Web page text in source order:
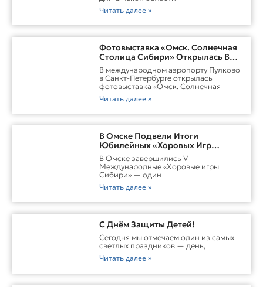
Читать далее »
Фотовыставка «Омск. Солнечная
Столица Сибири» Открылась В
Пулково
В международном аэропорту Пулково
в Санкт-Петербурге открылась
фотовыставка «Омск. Солнечная
Читать далее »
В Омске Подвели Итоги
Юбилейных «Хоровых Игр
Сибири»
В Омске завершились V
Международные «Хоровые игры
Сибири» — один
Читать далее »
С Днём Защиты Детей!
Сегодня мы отмечаем один из самых
светлых праздников — день,
Читать далее »